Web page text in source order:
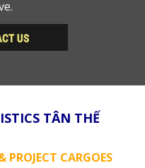
TÂN THẾ
PROJECT CARGOES